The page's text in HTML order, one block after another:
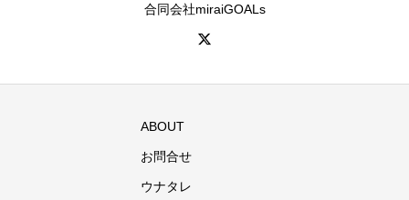
合同会社miraiGOALs
ABOUT
お問合せ
ウナタレ